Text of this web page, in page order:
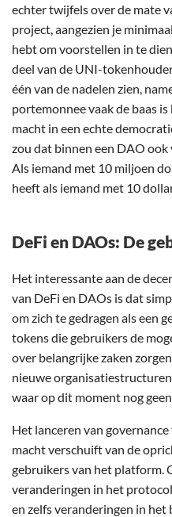
echter twijfels over de mate
project, aangezien je
hebt om voorstellen in te
deel van de UNI-
één van de nadelen zien,
portemonnee vaak de baas
macht in een echte
zou dat binnen een DAO ook
Als iemand met 10 miljoen
heeft als iemand met 10
DeFi en DAOs: De
Het interessante aan de
van DeFi en DAOs is dat
om zich te gedragen als een
tokens die gebruikers de
over belangrijke zaken
nieuwe
waar op dit moment nog
Het lanceren van
macht verschuift van de
gebruikers van het platform.
veranderingen in het
en zelfs veranderingen in